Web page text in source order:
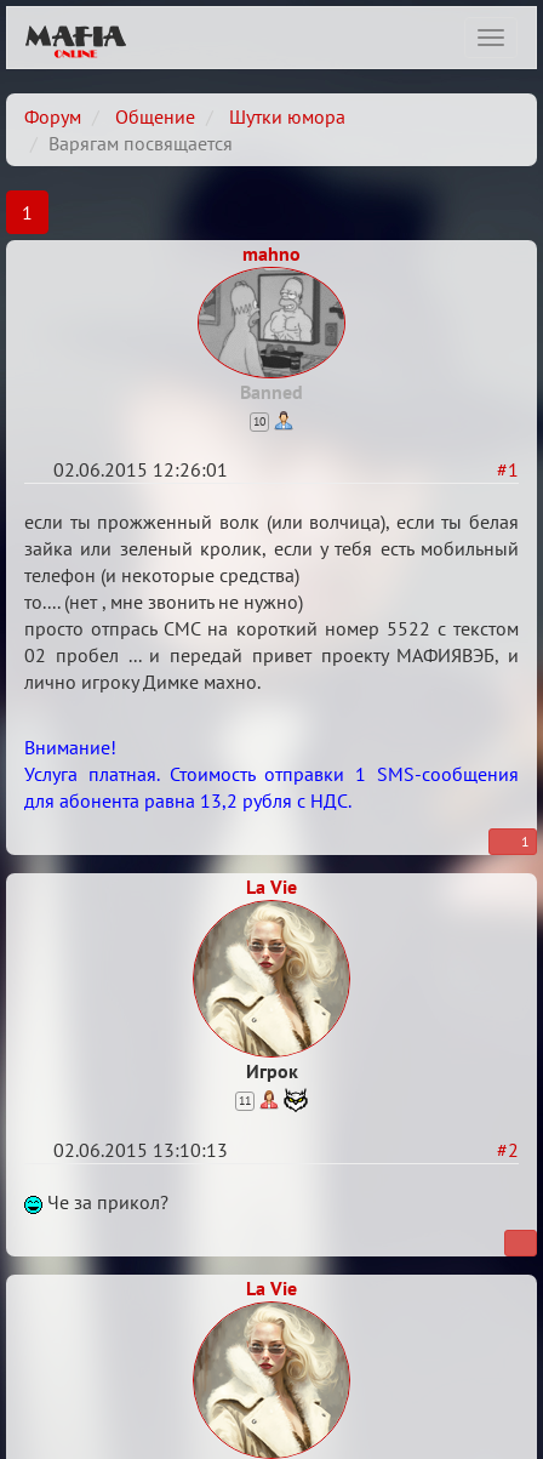
Форум
Общение
Шутки юмора
Варягам посвящается
1
mahno
Banned
10
#1
02.06.2015 12:26:01
Варягам
посвящается
если ты прожженный волк (или волчица), если ты белая
зайка или зеленый кролик, если у тебя есть мобильный
телефон (и некоторые средства)
то.... (нет , мне звонить не нужно)
просто отпрась СМС на короткий номер 5522 с текстом
02 пробел ... и передай привет проекту МАФИЯВЭБ, и
лично игроку Димке махно.
Внимание!
Услуга платная. Стоимость отправки 1 SMS-сообщения
для абонента равна 13,2 рубля с НДС.
1
La Vie
Игрок
11
#2
02.06.2015 13:10:13
Re:
посвящается
Че за прикол?
La Vie